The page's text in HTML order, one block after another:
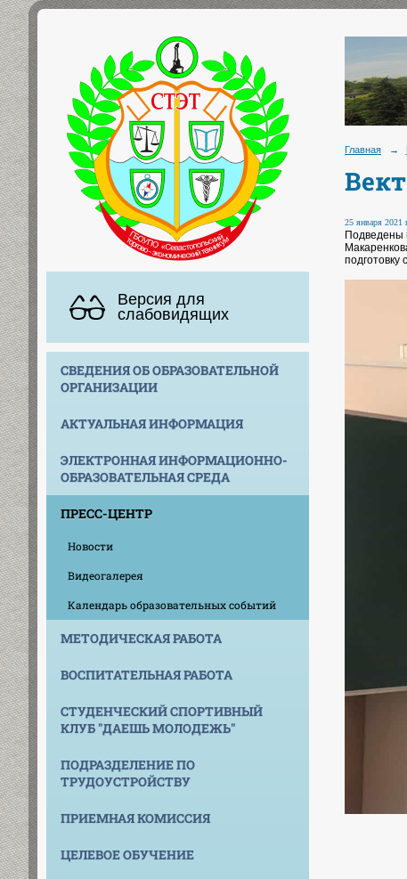
Версия для
слабовидящих
СВЕДЕНИЯ ОБ ОБРАЗОВАТЕЛЬНОЙ
ОРГАНИЗАЦИИ
АКТУАЛЬНАЯ ИНФОРМАЦИЯ
ЭЛЕКТРОННАЯ ИНФОРМАЦИОННО-
ОБРАЗОВАТЕЛЬНАЯ СРЕДА
ПРЕСС-ЦЕНТР
Новости
Видеогалерея
Календарь образовательных событий
МЕТОДИЧЕСКАЯ РАБОТА
ВОСПИТАТЕЛЬНАЯ РАБОТА
СТУДЕНЧЕСКИЙ СПОРТИВНЫЙ
КЛУБ "ДАЕШЬ МОЛОДЕЖЬ"
ПОДРАЗДЕЛЕНИЕ ПО
ТРУДОУСТРОЙСТВУ
ПРИЕМНАЯ КОМИССИЯ
ЦЕЛЕВОЕ ОБУЧЕНИЕ
Главная →
25 января 2021
Подведены